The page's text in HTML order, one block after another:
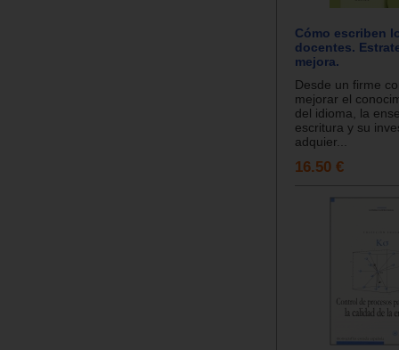
Cómo escriben
docentes.
mejora.
Desde un firme
mejorar el
del idioma, la
escritura y su
adquier...
16.50 €